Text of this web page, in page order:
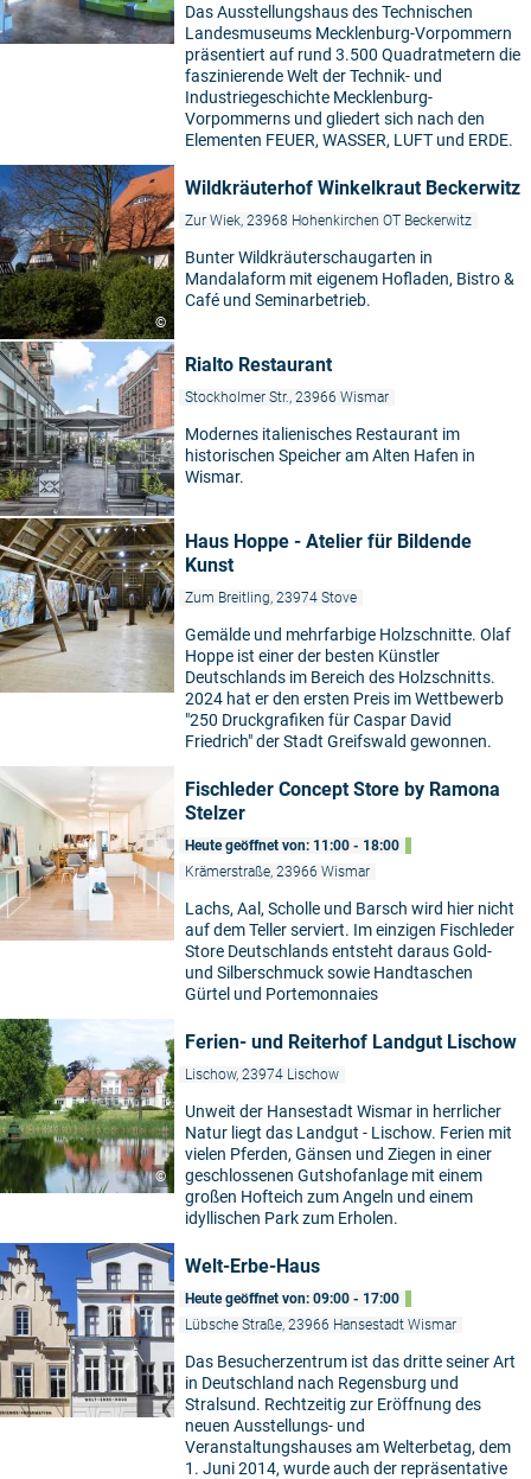
Das Ausstellungshaus des Technischen
Landesmuseums Mecklenburg-Vorpommern
präsentiert auf rund 3.500 Quadratmetern die
faszinierende Welt der Technik- und
Industriegeschichte Mecklenburg-
Vorpommerns und gliedert sich nach den
Elementen FEUER, WASSER, LUFT und ERDE.
©
Wildkräuterhof Winkelkraut Beckerwitz
Zur Wiek, 23968 Hohenkirchen OT Beckerwitz
Bunter Wildkräuterschaugarten in
Mandalaform mit eigenem Hofladen, Bistro &
Café und Seminarbetrieb.
Rialto Restaurant
Stockholmer Str., 23966 Wismar
Modernes italienisches Restaurant im
historischen Speicher am Alten Hafen in
Wismar.
Haus Hoppe - Atelier für Bildende
Kunst
Zum Breitling, 23974 Stove
Gemälde und mehrfarbige Holzschnitte. Olaf
Hoppe ist einer der besten Künstler
Deutschlands im Bereich des Holzschnitts.
2024 hat er den ersten Preis im Wettbewerb
"250 Druckgrafiken für Caspar David
Friedrich" der Stadt Greifswald gewonnen.
Fischleder Concept Store by Ramona
Stelzer
Heute geöffnet von: 11:00 - 18:00
Krämerstraße, 23966 Wismar
Lachs, Aal, Scholle und Barsch wird hier nicht
auf dem Teller serviert. Im einzigen Fischleder
Store Deutschlands entsteht daraus Gold-
und Silberschmuck sowie Handtaschen
Gürtel und Portemonnaies
©
Ferien- und Reiterhof Landgut Lischow
Lischow, 23974 Lischow
Unweit der Hansestadt Wismar in herrlicher
Natur liegt das Landgut - Lischow. Ferien mit
vielen Pferden, Gänsen und Ziegen in einer
geschlossenen Gutshofanlage mit einem
großen Hofteich zum Angeln und einem
idyllischen Park zum Erholen.
Welt-Erbe-Haus
Heute geöffnet von: 09:00 - 17:00
Lübsche Straße, 23966 Hansestadt Wismar
Das Besucherzentrum ist das dritte seiner Art
in Deutschland nach Regensburg und
Stralsund. Rechtzeitig zur Eröffnung des
neuen Ausstellungs- und
Veranstaltungshauses am Welterbetag, dem
1. Juni 2014, wurde auch der repräsentative